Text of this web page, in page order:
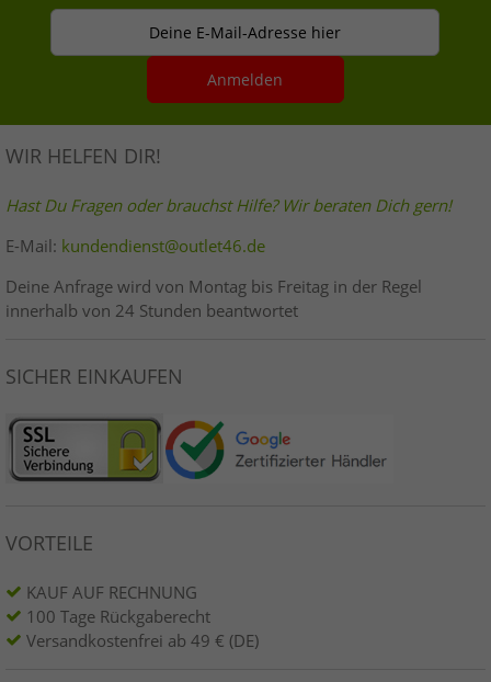
Deine E-Mail-Adresse hier
Anmelden
WIR HELFEN DIR!
Hast Du Fragen oder brauchst Hilfe? Wir beraten Dich gern!
E-Mail: kundendienst@outlet46.de
Deine Anfrage wird von Montag bis Freitag in der Regel
innerhalb von 24 Stunden beantwortet
SICHER EINKAUFEN
VORTEILE
KAUF AUF RECHNUNG
100 Tage Rückgaberecht
Versandkostenfrei ab 49 € (DE)